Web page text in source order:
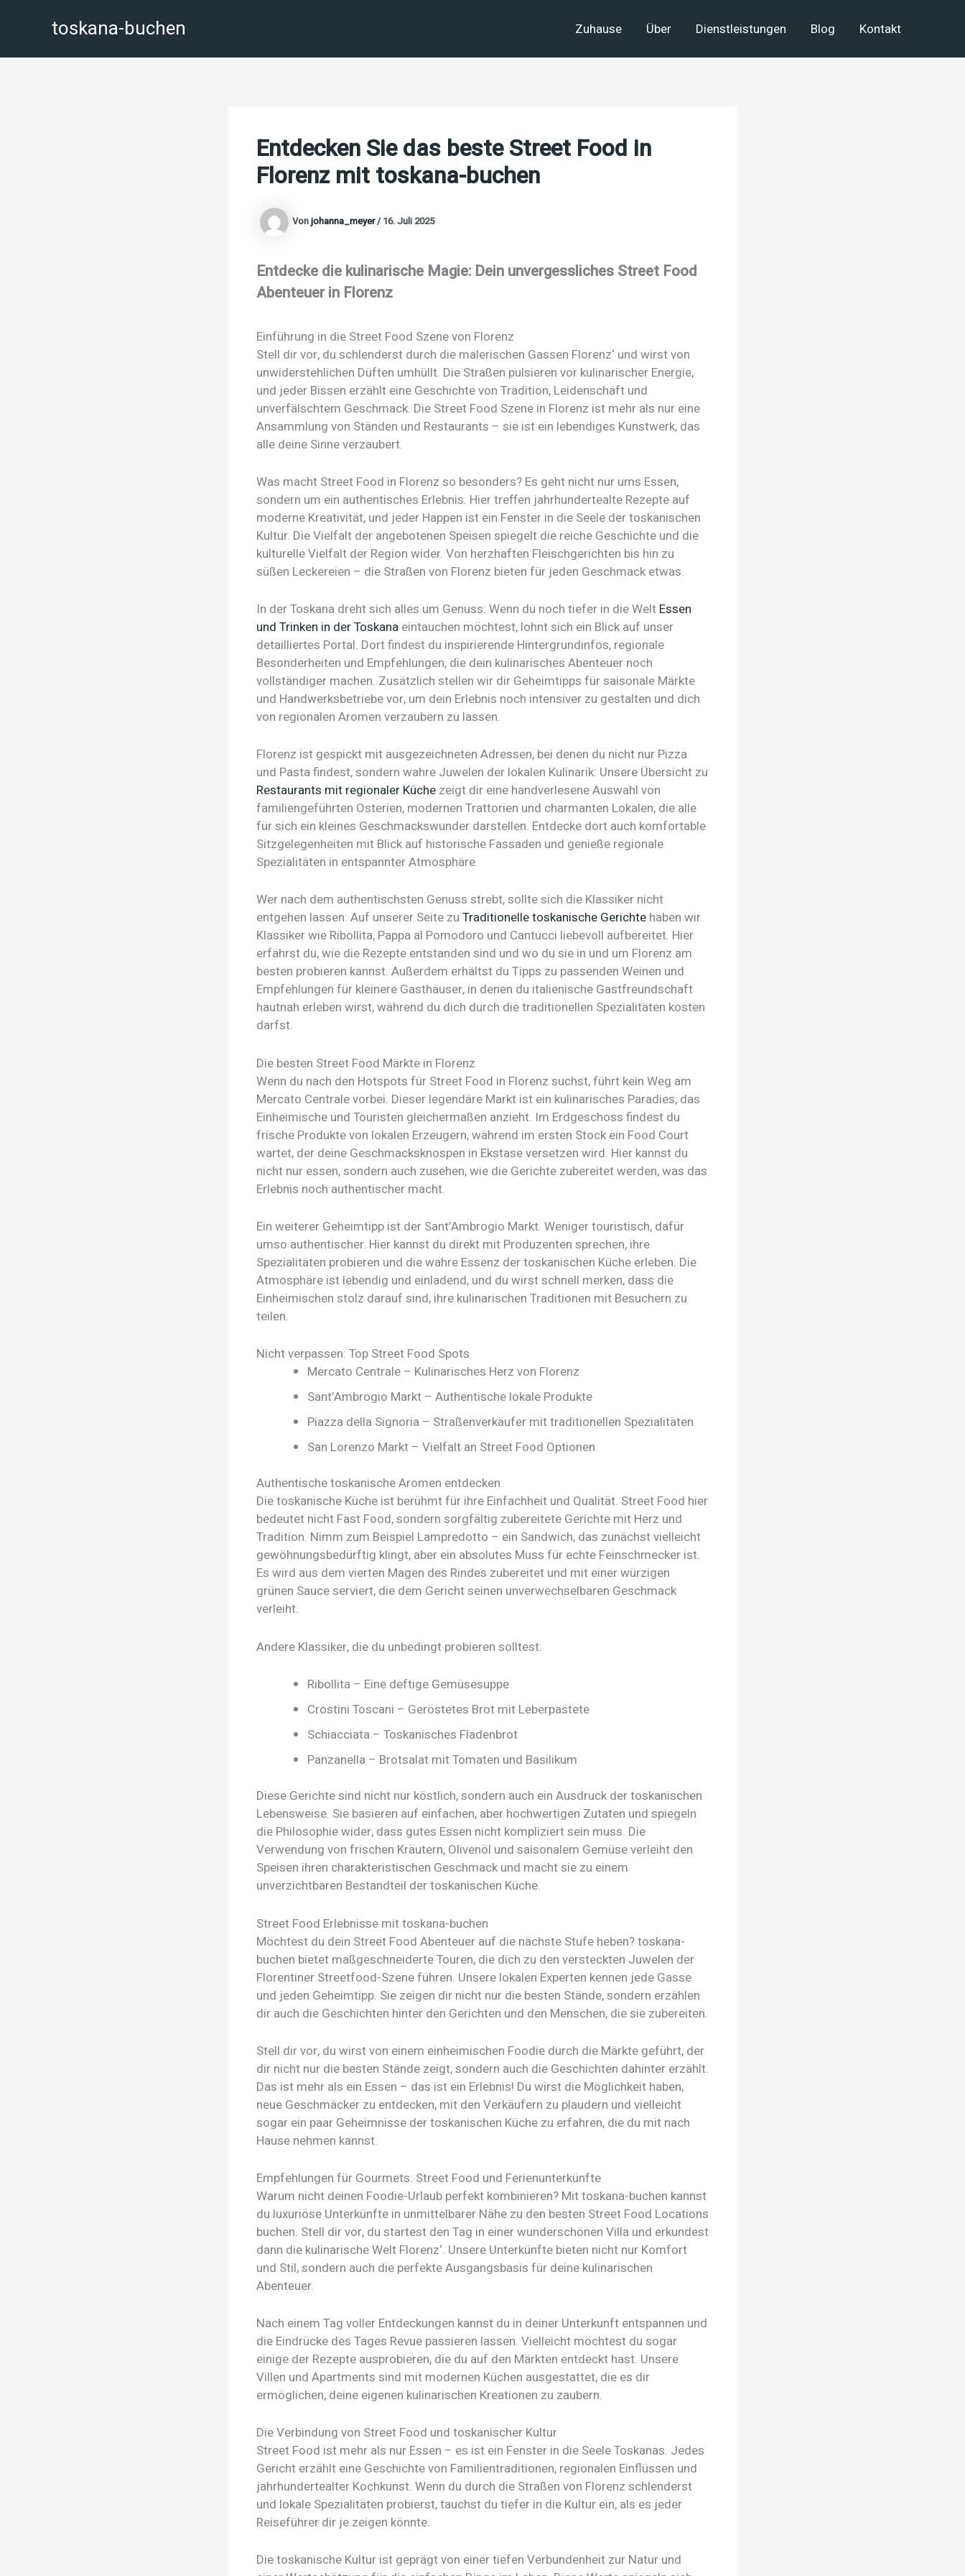
toskana-buchen Zuhause Über Dienstleistungen Blog Kontakt
Entdecken Sie das beste Street Food in
Florenz mit toskana-buchen
Vonjohanna_meyer/16. Juli 2025
Entdecke die kulinarische Magie: Dein unvergessliches Street Food
Abenteuer in Florenz
Einführung in die Street Food Szene von Florenz
Stell dir vor, du schlenderst durch die malerischen Gassen Florenz‘ und wirst von
unwiderstehlichen Düften umhüllt. Die Straßen pulsieren vor kulinarischer Energie,
und jeder Bissen erzählt eine Geschichte von Tradition, Leidenschaft und
unverfälschtem Geschmack. Die Street Food Szene in Florenz ist mehr als nur eine
Ansammlung von Ständen und Restaurants – sie ist ein lebendiges Kunstwerk, das
alle deine Sinne verzaubert.
Was macht Street Food in Florenz so besonders? Es geht nicht nur ums Essen,
sondern um ein authentisches Erlebnis. Hier treffen jahrhundertealte Rezepte auf
moderne Kreativität, und jeder Happen ist ein Fenster in die Seele der toskanischen
Kultur. Die Vielfalt der angebotenen Speisen spiegelt die reiche Geschichte und die
kulturelle Vielfalt der Region wider. Von herzhaften Fleischgerichten bis hin zu
süßen Leckereien – die Straßen von Florenz bieten für jeden Geschmack etwas.
In der Toskana dreht sich alles um Genuss: Wenn du noch tiefer in die Welt Essen
und Trinken in der Toskana eintauchen möchtest, lohnt sich ein Blick auf unser
detailliertes Portal. Dort findest du inspirierende Hintergrundinfos, regionale
Besonderheiten und Empfehlungen, die dein kulinarisches Abenteuer noch
vollständiger machen. Zusätzlich stellen wir dir Geheimtipps für saisonale Märkte
und Handwerksbetriebe vor, um dein Erlebnis noch intensiver zu gestalten und dich
von regionalen Aromen verzaubern zu lassen.
Florenz ist gespickt mit ausgezeichneten Adressen, bei denen du nicht nur Pizza
und Pasta findest, sondern wahre Juwelen der lokalen Kulinarik: Unsere Übersicht zu
Restaurants mit regionaler Küche zeigt dir eine handverlesene Auswahl von
familiengeführten Osterien, modernen Trattorien und charmanten Lokalen, die alle
für sich ein kleines Geschmackswunder darstellen. Entdecke dort auch komfortable
Sitzgelegenheiten mit Blick auf historische Fassaden und genieße regionale
Spezialitäten in entspannter Atmosphäre.
Wer nach dem authentischsten Genuss strebt, sollte sich die Klassiker nicht
entgehen lassen: Auf unserer Seite zu Traditionelle toskanische Gerichte haben wir
Klassiker wie Ribollita, Pappa al Pomodoro und Cantucci liebevoll aufbereitet. Hier
erfährst du, wie die Rezepte entstanden sind und wo du sie in und um Florenz am
besten probieren kannst. Außerdem erhältst du Tipps zu passenden Weinen und
Empfehlungen für kleinere Gasthäuser, in denen du italienische Gastfreundschaft
hautnah erleben wirst, während du dich durch die traditionellen Spezialitäten kosten
darfst.
Die besten Street Food Märkte in Florenz
Wenn du nach den Hotspots für Street Food in Florenz suchst, führt kein Weg am
Mercato Centrale vorbei. Dieser legendäre Markt ist ein kulinarisches Paradies, das
Einheimische und Touristen gleichermaßen anzieht. Im Erdgeschoss findest du
frische Produkte von lokalen Erzeugern, während im ersten Stock ein Food Court
wartet, der deine Geschmacksknospen in Ekstase versetzen wird. Hier kannst du
nicht nur essen, sondern auch zusehen, wie die Gerichte zubereitet werden, was das
Erlebnis noch authentischer macht.
Ein weiterer Geheimtipp ist der Sant’Ambrogio Markt. Weniger touristisch, dafür
umso authentischer. Hier kannst du direkt mit Produzenten sprechen, ihre
Spezialitäten probieren und die wahre Essenz der toskanischen Küche erleben. Die
Atmosphäre ist lebendig und einladend, und du wirst schnell merken, dass die
Einheimischen stolz darauf sind, ihre kulinarischen Traditionen mit Besuchern zu
teilen.
Nicht verpassen: Top Street Food Spots
Mercato Centrale – Kulinarisches Herz von Florenz
Sant’Ambrogio Markt – Authentische lokale Produkte
Piazza della Signoria – Straßenverkäufer mit traditionellen Spezialitäten
San Lorenzo Markt – Vielfalt an Street Food Optionen
Authentische toskanische Aromen entdecken
Die toskanische Küche ist berühmt für ihre Einfachheit und Qualität. Street Food hier
bedeutet nicht Fast Food, sondern sorgfältig zubereitete Gerichte mit Herz und
Tradition. Nimm zum Beispiel Lampredotto – ein Sandwich, das zunächst vielleicht
gewöhnungsbedürftig klingt, aber ein absolutes Muss für echte Feinschmecker ist.
Es wird aus dem vierten Magen des Rindes zubereitet und mit einer würzigen
grünen Sauce serviert, die dem Gericht seinen unverwechselbaren Geschmack
verleiht.
Andere Klassiker, die du unbedingt probieren solltest:
Ribollita – Eine deftige Gemüsesuppe
Crostini Toscani – Geröstetes Brot mit Leberpastete
Schiacciata – Toskanisches Fladenbrot
Panzanella – Brotsalat mit Tomaten und Basilikum
Diese Gerichte sind nicht nur köstlich, sondern auch ein Ausdruck der toskanischen
Lebensweise. Sie basieren auf einfachen, aber hochwertigen Zutaten und spiegeln
die Philosophie wider, dass gutes Essen nicht kompliziert sein muss. Die
Verwendung von frischen Kräutern, Olivenöl und saisonalem Gemüse verleiht den
Speisen ihren charakteristischen Geschmack und macht sie zu einem
unverzichtbaren Bestandteil der toskanischen Küche.
Street Food Erlebnisse mit toskana-buchen
Möchtest du dein Street Food Abenteuer auf die nächste Stufe heben? toskana-
buchen bietet maßgeschneiderte Touren, die dich zu den versteckten Juwelen der
Florentiner Streetfood-Szene führen. Unsere lokalen Experten kennen jede Gasse
und jeden Geheimtipp. Sie zeigen dir nicht nur die besten Stände, sondern erzählen
dir auch die Geschichten hinter den Gerichten und den Menschen, die sie zubereiten.
Stell dir vor, du wirst von einem einheimischen Foodie durch die Märkte geführt, der
dir nicht nur die besten Stände zeigt, sondern auch die Geschichten dahinter erzählt.
Das ist mehr als ein Essen – das ist ein Erlebnis! Du wirst die Möglichkeit haben,
neue Geschmäcker zu entdecken, mit den Verkäufern zu plaudern und vielleicht
sogar ein paar Geheimnisse der toskanischen Küche zu erfahren, die du mit nach
Hause nehmen kannst.
Empfehlungen für Gourmets: Street Food und Ferienunterkünfte
Warum nicht deinen Foodie-Urlaub perfekt kombinieren? Mit toskana-buchen kannst
du luxuriöse Unterkünfte in unmittelbarer Nähe zu den besten Street Food Locations
buchen. Stell dir vor, du startest den Tag in einer wunderschönen Villa und erkundest
dann die kulinarische Welt Florenz‘. Unsere Unterkünfte bieten nicht nur Komfort
und Stil, sondern auch die perfekte Ausgangsbasis für deine kulinarischen
Abenteuer.
Nach einem Tag voller Entdeckungen kannst du in deiner Unterkunft entspannen und
die Eindrücke des Tages Revue passieren lassen. Vielleicht möchtest du sogar
einige der Rezepte ausprobieren, die du auf den Märkten entdeckt hast. Unsere
Villen und Apartments sind mit modernen Küchen ausgestattet, die es dir
ermöglichen, deine eigenen kulinarischen Kreationen zu zaubern.
Die Verbindung von Street Food und toskanischer Kultur
Street Food ist mehr als nur Essen – es ist ein Fenster in die Seele Toskanas. Jedes
Gericht erzählt eine Geschichte von Familientraditionen, regionalen Einflüssen und
jahrhundertealter Kochkunst. Wenn du durch die Straßen von Florenz schlenderst
und lokale Spezialitäten probierst, tauchst du tiefer in die Kultur ein, als es jeder
Reiseführer dir je zeigen könnte.
Die toskanische Kultur ist geprägt von einer tiefen Verbundenheit zur Natur und